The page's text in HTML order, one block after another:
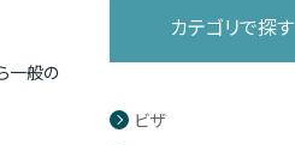
一般の
カテゴリで探す
ビザ